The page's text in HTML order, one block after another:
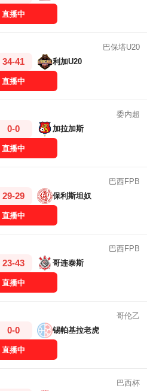
直播中
巴保塔U20
34-41 利加U20
直播中
委内超
0-0 加拉加斯
直播中
巴西FPB
29-29 保利斯坦奴
直播中
巴西FPB
23-43 哥连泰斯
直播中
哥伦乙
0-0 锡帕基拉老虎
直播中
巴西杯